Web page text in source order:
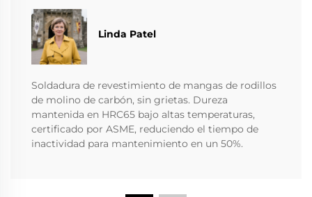
Linda Patel
Soldadura de revestimiento de mangas de rodillos
de molino de carbón, sin grietas. Dureza
mantenida en HRC65 bajo altas temperaturas,
certificado por ASME, reduciendo el tiempo de
inactividad para mantenimiento en un 50%.